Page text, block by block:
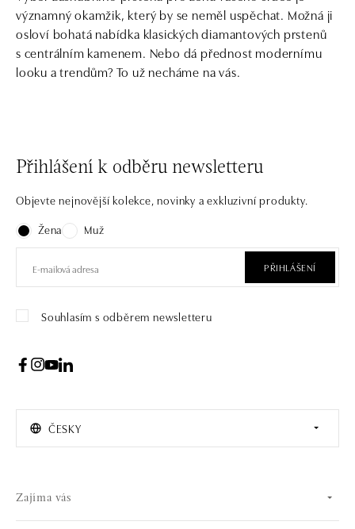
významný okamžik, který by se neměl uspěchat. Možná ji
osloví bohatá nabídka klasických diamantových prstenů
s centrálním kamenem. Nebo dá přednost modernímu
looku a trendům? To už necháme na vás.
Přihlášení k odběru newsletteru
Objevte nejnovější kolekce, novinky a exkluzivní produkty.
Žena
Muž
PŘIHLÁŠENÍ
Souhlasím s odběrem newsletteru
ČESKY
Zajíma vás